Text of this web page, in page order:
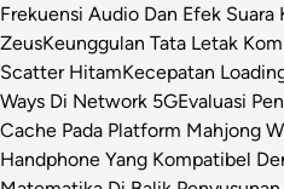
Frekuensi Audio Dan Efek Suara
ZeusKeunggulan Tata Letak
Scatter HitamKecepatan
Ways Di Network 5GEvaluasi
Cache Pada Platform Mahjong
Handphone Yang Kompatibel